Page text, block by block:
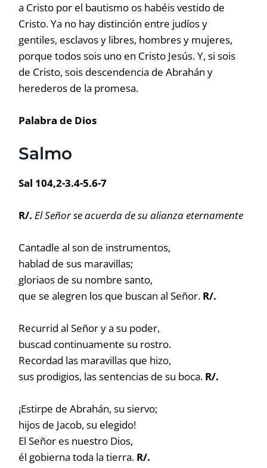
a Cristo por el bautismo os habéis vestido de
Cristo. Ya no hay distinción entre judíos y
gentiles, esclavos y libres, hombres y mujeres,
porque todos sois uno en Cristo Jesús. Y, si sois
de Cristo, sois descendencia de Abrahán y
herederos de la promesa.
Palabra de Dios
Salmo
Sal 104,2-3.4-5.6-7
R/. El Señor se acuerda de su alianza eternamente
Cantadle al son de instrumentos,
hablad de sus maravillas;
gloriaos de su nombre santo,
que se alegren los que buscan al Señor. R/.
Recurrid al Señor y a su poder,
buscad continuamente su rostro.
Recordad las maravillas que hizo,
sus prodigios, las sentencias de su boca. R/.
¡Estirpe de Abrahán, su siervo;
hijos de Jacob, su elegido!
El Señor es nuestro Dios,
él gobierna toda la tierra. R/.